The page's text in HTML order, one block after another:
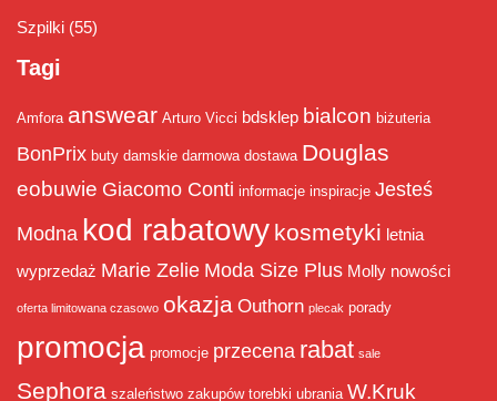
Szpilki (55)
Tagi
Amfora answear Arturo Vicci bdsklep bialcon biżuteria
BonPrix buty damskie darmowa dostawa Douglas
eobuwie Giacomo Conti informacje inspiracje Jesteś
Modna kod rabatowy kosmetyki letnia
wyprzedaż Marie Zelie Moda Size Plus Molly nowości
oferta limitowana czasowo okazja Outhorn plecak porady
promocja promocje przecena rabat sale
Sephora szaleństwo zakupów torebki ubrania W.Kruk